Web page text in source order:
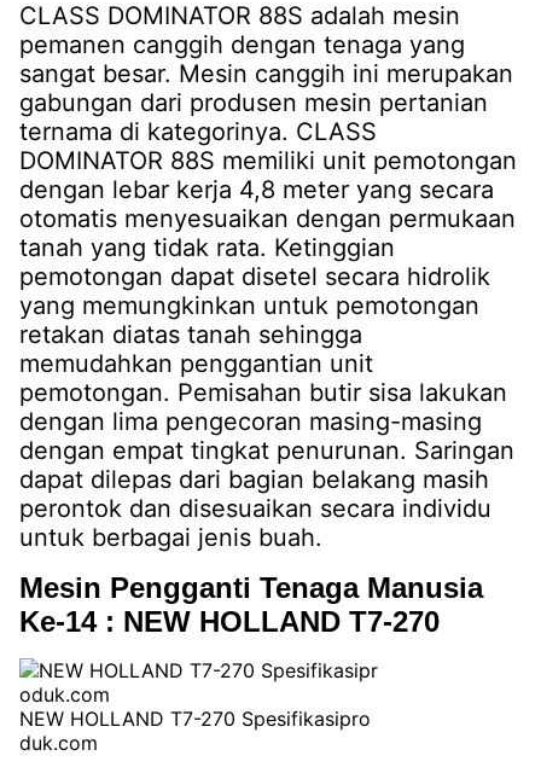
CLASS DOMINATOR 88S adalah mesin
pemanen canggih dengan tenaga yang
sangat besar. Mesin canggih ini merupakan
gabungan dari produsen mesin pertanian
ternama di kategorinya. CLASS
DOMINATOR 88S memiliki unit pemotongan
dengan lebar kerja 4,8 meter yang secara
otomatis menyesuaikan dengan permukaan
tanah yang tidak rata. Ketinggian
pemotongan dapat disetel secara hidrolik
yang memungkinkan untuk pemotongan
retakan diatas tanah sehingga
memudahkan penggantian unit
pemotongan. Pemisahan butir sisa lakukan
dengan lima pengecoran masing-masing
dengan empat tingkat penurunan. Saringan
dapat dilepas dari bagian belakang masih
perontok dan disesuaikan secara individu
untuk berbagai jenis buah.
Mesin Pengganti Tenaga Manusia
Ke-14 : NEW HOLLAND T7-270
NEW HOLLAND T7-270 Spesifikasipro
duk.com